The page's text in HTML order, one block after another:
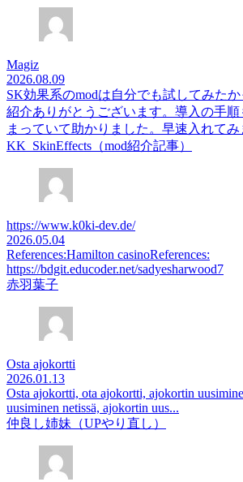
Magiz
2026.08.09
SK効果系のmodは自分でも試してみた
紹介ありがとうございます。導入の手順
まっていて助かりました。早速入れてみ
KK_SkinEffects（mod紹介記事）
https://www.k0ki-dev.de/
2026.05.04
References:Hamilton casinoReferences:
https://bdgit.educoder.net/sadyesharwood7
赤羽葉子
Osta ajokortti
2026.01.13
Osta ajokortti, ota ajokortti, ajokortin
uusiminen netissä, ajokortin uus...
仲良し姉妹（UPやり直し）